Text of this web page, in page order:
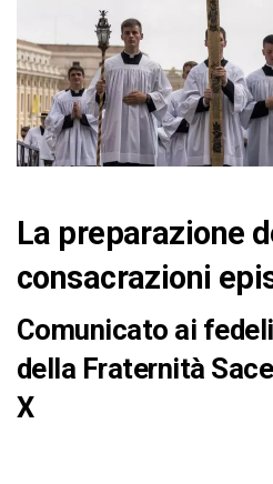
La preparazione
consacrazioni
Comunicato ai
della Fraternità
X